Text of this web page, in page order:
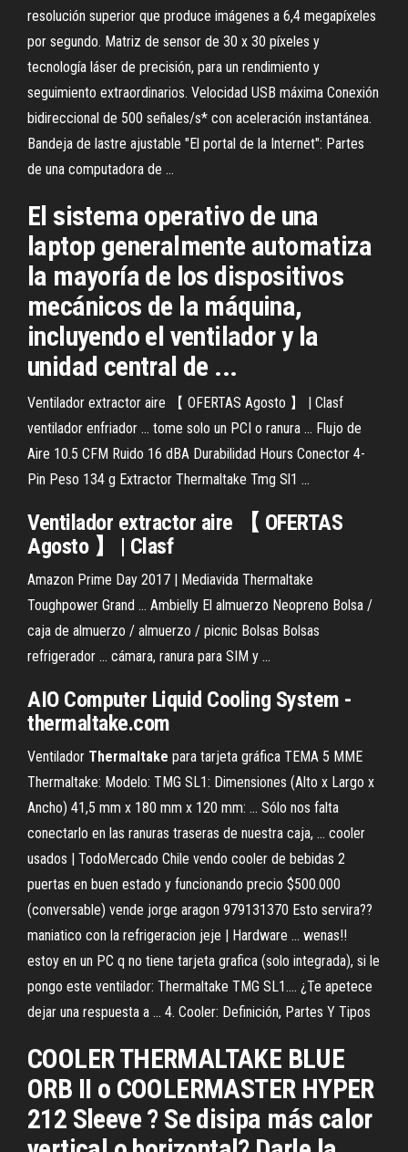
resolución superior que produce imágenes a 6,4 megapíxeles
por segundo. Matriz de sensor de 30 x 30 píxeles y
tecnología láser de precisión, para un rendimiento y
seguimiento extraordinarios. Velocidad USB máxima Conexión
bidireccional de 500 señales/s* con aceleración instantánea.
Bandeja de lastre ajustable "El portal de la Internet": Partes
de una computadora de ...
El sistema operativo de una
laptop generalmente automatiza
la mayoría de los dispositivos
mecánicos de la máquina,
incluyendo el ventilador y la
unidad central de ...
Ventilador extractor aire 【 OFERTAS Agosto 】 | Clasf
ventilador enfriador ... tome solo un PCI o ranura ... Flujo de
Aire 10.5 CFM Ruido 16 dBA Durabilidad Hours Conector 4-
Pin Peso 134 g Extractor Thermaltake Tmg Sl1 ...
Ventilador extractor aire 【 OFERTAS
Agosto 】 | Clasf
Amazon Prime Day 2017 | Mediavida Thermaltake
Toughpower Grand ... Ambielly El almuerzo Neopreno Bolsa /
caja de almuerzo / almuerzo / picnic Bolsas Bolsas
refrigerador ... cámara, ranura para SIM y ...
AIO Computer Liquid Cooling System -
thermaltake.com
Ventilador Thermaltake para tarjeta gráfica TEMA 5 MME
Thermaltake: Modelo: TMG SL1: Dimensiones (Alto x Largo x
Ancho) 41,5 mm x 180 mm x 120 mm: ... Sólo nos falta
conectarlo en las ranuras traseras de nuestra caja, ... cooler
usados | TodoMercado Chile vendo cooler de bebidas 2
puertas en buen estado y funcionando precio $500.000
(conversable) vende jorge aragon 979131370 Esto servira??
maniatico con la refrigeracion jeje | Hardware ... wenas!!
estoy en un PC q no tiene tarjeta grafica (solo integrada), si le
pongo este ventilador: Thermaltake TMG SL1.... ¿Te apetece
dejar una respuesta a ... 4. Cooler: Definición, Partes Y Tipos
COOLER THERMALTAKE BLUE
ORB II o COOLERMASTER HYPER
212 Sleeve ? Se disipa más calor